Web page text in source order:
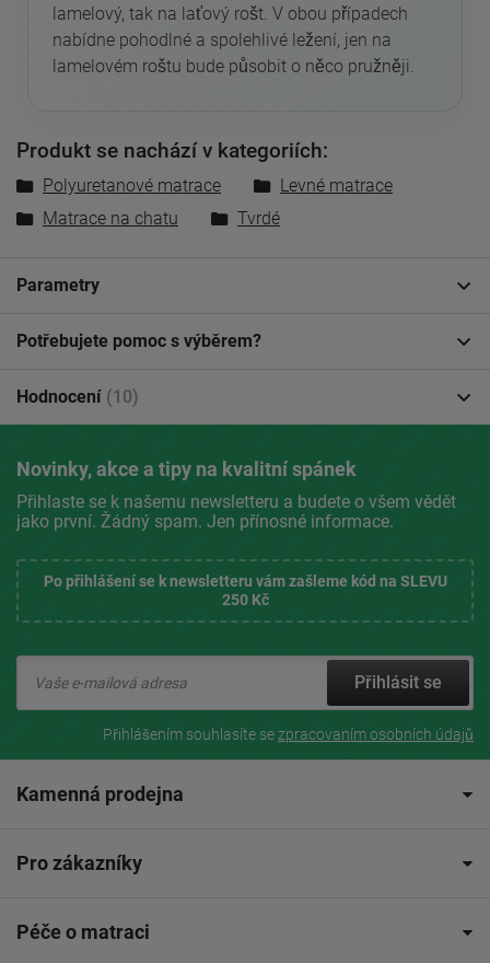
lamelový, tak na laťový rošt. V obou případech
nabídne pohodlné a spolehlivé ležení, jen na
lamelovém roštu bude působit o něco pružněji.
Produkt se nachází v kategoriích:
Polyuretanové matrace
Levné matrace
Matrace na chatu
Tvrdé
Parametry
Potřebujete pomoc s výběrem?
Hodnocení (10)
Novinky, akce a tipy na kvalitní spánek
Přihlaste se k našemu newsletteru a budete o všem vědět
jako první. Žádný spam. Jen přínosné informace.
Po přihlášení se k newsletteru vám zašleme kód na SLEVU
250 Kč
Přihlásit se
Přihlášením souhlasíte sezpracovaním osobních údajů
Kamenná prodejna
Pro zákazníky
Péče o matraci